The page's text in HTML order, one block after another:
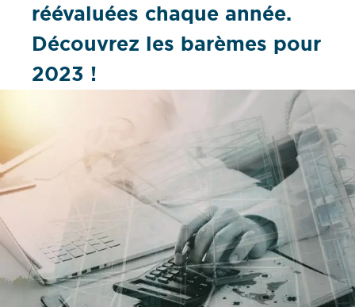
réévaluées chaque année.
Découvrez les barèmes pour
2023 !